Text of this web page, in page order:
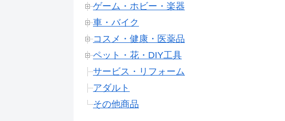
ゲーム・ホビー・楽器
車・バイク
コスメ・健康・医薬品
ペット・花・DIY工具
サービス・リフォーム
アダルト
その他商品